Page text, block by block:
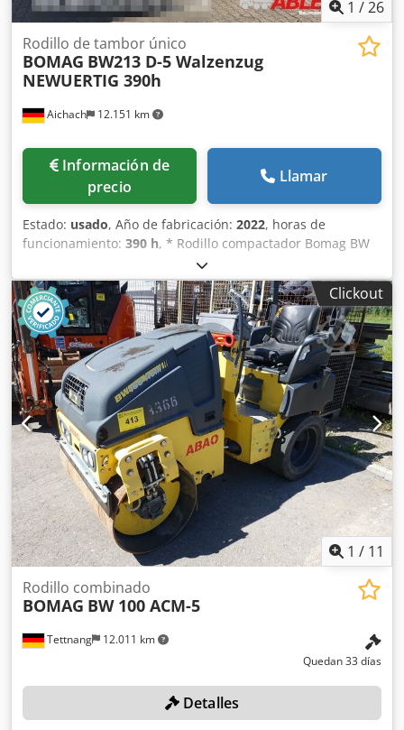
1 /26
Aichach 12.151 km
Rodillo de tambor único
BOMAG BW213 D-5 Walzenzug
NEWUERTIG 390h
Información de
precio
Llamar
Estado: usado, Año de fabricación: 2022, horas de
funcionamiento: 390 h, * Rodillo compactador Bomag BW
213 D-5 * Año: 2022 * 390 horas * Euro 5 * 12.500–14.800
kg * Motor Deutz de 95 kW * Aire acondicionado *
Neumáticos: 23,1-26IND * ¡COMO NUEVO! Dcsdjyr U
Tnopfx Anusk
Clickout
1 / 11
Tettnang 12.011 km
Rodillo combinado
BOMAG BW 100 ACM-5
Quedan 33 días
Detalles